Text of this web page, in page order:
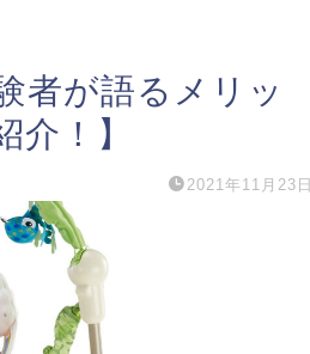
者が語るメリッ
介！】
2021年11月23日